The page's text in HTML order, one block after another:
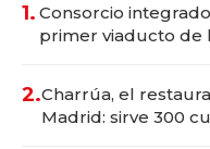
1. Consorcio
primer viaducto de
2.Charrúa, el
Madrid: sirve 300